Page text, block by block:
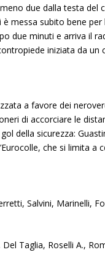
due dalla testa
è messa subito bene
due minuti e arriva il
iniziata da un
a favore dei
di accorciare le
della sicurezza:
che si limita a
Salvini, Marinelli,
Taglia, Roselli A.,